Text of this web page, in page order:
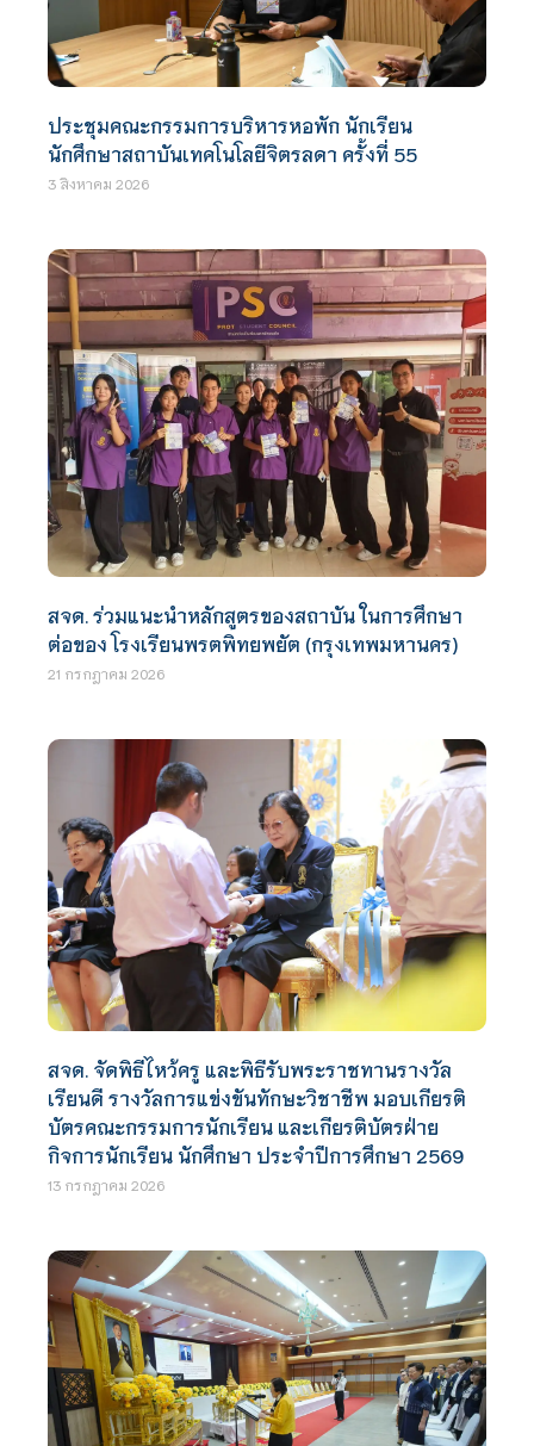
ประชุมคณะกรรมการบริหารหอพัก นักเรียน
นักศึกษาสถาบันเทคโนโลยีจิตรลดา ครั้งที่ 55
3 สิงหาคม 2026
สจด. ร่วมแนะนำหลักสูตรของสถาบัน ในการศึกษา
ต่อของ โรงเรียนพรตพิทยพยัต (กรุงเทพมหานคร)
21 กรกฎาคม 2026
สจด. จัดพิธีไหว้ครู และพิธีรับพระราชทานรางวัล
เรียนดี รางวัลการแข่งขันทักษะวิชาชีพ มอบเกียรติ
บัตรคณะกรรมการนักเรียน และเกียรติบัตรฝ่าย
กิจการนักเรียน นักศึกษา ประจำปีการศึกษา 2569
13 กรกฎาคม 2026